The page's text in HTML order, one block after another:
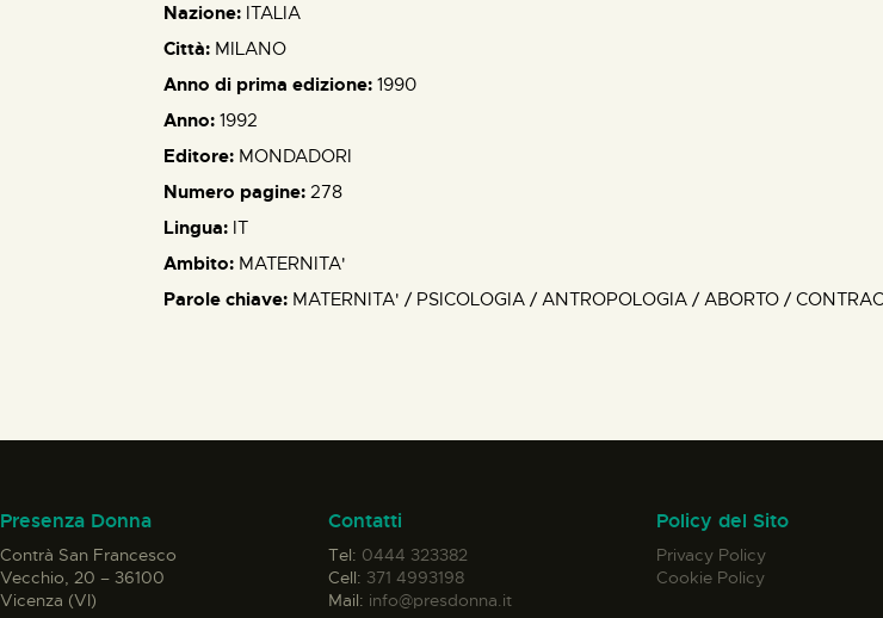
Nazione: ITALIA
Città: MILANO
Anno di prima edizione: 1990
Anno: 1992
Editore: MONDADORI
Numero pagine: 278
Lingua: IT
Ambito: MATERNITA'
Parole chiave: MATERNITA' / PSICOLOGIA / ANTROPOLOGIA / ABORTO /
Presenza Donna
Contrà San Francesco
Vecchio, 20 – 36100
Vicenza (VI)
Contatti
Tel: 0444 323382
Cell: 371 4993198
Mail: info@presdonna.it
Policy del Sito
Privacy Policy
Cookie Policy